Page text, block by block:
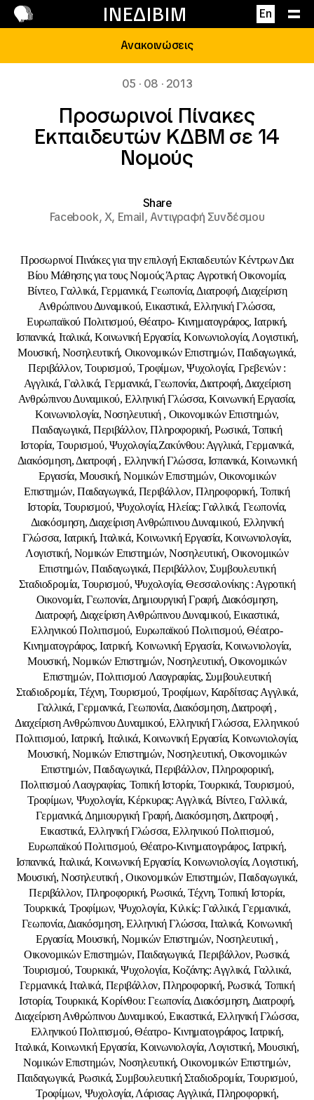
ΙΝΕΔΙΒΙΜ En
Επικοινωνία
Ανακοινώσεις
05 · 08 · 2013
Προσωρινοί Πίνακες
Εκπαιδευτών ΚΔΒΜ σε 14
Νομούς
Share
Facebook,X, Email,Αντιγραφή Συνδέσμου
Προσωρινοί Πινάκες για την επιλογή Εκπαιδευτών Κέντρων Δια
Βίου Μάθησης για τους Νομούς Άρτας: Αγροτική Οικονομία,
Βίντεο, Γαλλικά, Γερμανικά, Γεωπονία, Διατροφή, Διαχείριση
Ανθρώπινου Δυναμικού, Εικαστικά, Ελληνική Γλώσσα,
Ευρωπαϊκού Πολιτισμού, Θέατρο- Κινηματογράφος, Ιατρική,
Ισπανικά, Ιταλικά, Κοινωνική Εργασία, Κοινωνιολογία, Λογιστική,
Μουσική, Νοσηλευτική, Οικονομικών Επιστημών, Παιδαγωγικά,
Περιβάλλον, Τουρισμού, Τροφίμων, Ψυχολογία, Γρεβενών :
Αγγλικά, Γαλλικά, Γερμανικά, Γεωπονία, Διατροφή, Διαχείριση
Ανθρώπινου Δυναμικού, Ελληνική Γλώσσα, Κοινωνική Εργασία,
Κοινωνιολογία, Νοσηλευτική , Οικονομικών Επιστημών,
Παιδαγωγικά, Περιβάλλον, Πληροφορική, Ρωσικά, Τοπική
Ιστορία, Τουρισμού, Ψυχολογία,Ζακύνθου: Αγγλικά, Γερμανικά,
Διακόσμηση, Διατροφή , Ελληνική Γλώσσα, Ισπανικά, Κοινωνική
Εργασία, Μουσική, Νομικών Επιστημών, Οικονομικών
Επιστημών, Παιδαγωγικά, Περιβάλλον, Πληροφορική, Τοπική
Ιστορία, Τουρισμού, Ψυχολογία, Ηλείας: Γαλλικά, Γεωπονία,
Διακόσμηση, Διαχείριση Ανθρώπινου Δυναμικού, Ελληνική
Γλώσσα, Ιατρική, Ιταλικά, Κοινωνική Εργασία, Κοινωνιολογία,
Λογιστική, Νομικών Επιστημών, Νοσηλευτική, Οικονομικών
Επιστημών, Παιδαγωγικά, Περιβάλλον, Συμβουλευτική
Σταδιοδρομία, Τουρισμού, Ψυχολογία, Θεσσαλονίκης : Αγροτική
Οικονομία, Γεωπονία, Δημιουργική Γραφή, Διακόσμηση,
Διατροφή, Διαχείριση Ανθρώπινου Δυναμικού, Εικαστικά,
Ελληνικού Πολιτισμού, Ευρωπαϊκού Πολιτισμού, Θέατρο-
Κινηματογράφος, Ιατρική, Κοινωνική Εργασία, Κοινωνιολογία,
Μουσική, Νομικών Επιστημών, Νοσηλευτική, Οικονομικών
Επιστημών, Πολιτισμού Λαογραφίας, Συμβουλευτική
Σταδιοδρομία, Τέχνη, Τουρισμού, Τροφίμων, Καρδίτσας: Αγγλικά,
Γαλλικά, Γερμανικά, Γεωπονία, Διακόσμηση, Διατροφή ,
Διαχείριση Ανθρώπινου Δυναμικού, Ελληνική Γλώσσα, Ελληνικού
Πολιτισμού, Ιατρική, Ιταλικά, Κοινωνική Εργασία, Κοινωνιολογία,
Μουσική, Νομικών Επιστημών, Νοσηλευτική, Οικονομικών
Επιστημών, Παιδαγωγικά, Περιβάλλον, Πληροφορική,
Πολιτισμού Λαογραφίας, Τοπική Ιστορία, Τουρκικά, Τουρισμού,
Τροφίμων, Ψυχολογία, Κέρκυρας: Αγγλικά, Βίντεο, Γαλλικά,
Γερμανικά, Δημιουργική Γραφή, Διακόσμηση, Διατροφή ,
Εικαστικά, Ελληνική Γλώσσα, Ελληνικού Πολιτισμού,
Ευρωπαϊκού Πολιτισμού, Θέατρο-Κινηματογράφος, Ιατρική,
Ισπανικά, Ιταλικά, Κοινωνική Εργασία, Κοινωνιολογία, Λογιστική,
Μουσική, Νοσηλευτική , Οικονομικών Επιστημών, Παιδαγωγικά,
Περιβάλλον, Πληροφορική, Ρωσικά, Τέχνη, Τοπική Ιστορία,
Τουρκικά, Τροφίμων, Ψυχολογία, Κιλκίς: Γαλλικά, Γερμανικά,
Γεωπονία, Διακόσμηση, Ελληνική Γλώσσα, Ιταλικά, Κοινωνική
Εργασία, Μουσική, Νομικών Επιστημών, Νοσηλευτική ,
Οικονομικών Επιστημών, Παιδαγωγικά, Περιβάλλον, Ρωσικά,
Τουρισμού, Τουρκικά, Ψυχολογία, Κοζάνης: Αγγλικά, Γαλλικά,
Γερμανικά, Ιταλικά, Περιβάλλον, Πληροφορική, Ρωσικά, Τοπική
Ιστορία, Τουρκικά, Κορίνθου: Γεωπονία, Διακόσμηση, Διατροφή,
Διαχείριση Ανθρώπινου Δυναμικού, Εικαστικά, Ελληνική Γλώσσα,
Ελληνικού Πολιτισμού, Θέατρο- Κινηματογράφος, Ιατρική,
Ιταλικά, Κοινωνική Εργασία, Κοινωνιολογία, Λογιστική, Μουσική,
Νομικών Επιστημών, Νοσηλευτική, Οικονομικών Επιστημών,
Παιδαγωγικά, Ρωσικά, Συμβουλευτική Σταδιοδρομία, Τουρισμού,
Τροφίμων, Ψυχολογία, Λάρισας: Αγγλικά, Πληροφορική,